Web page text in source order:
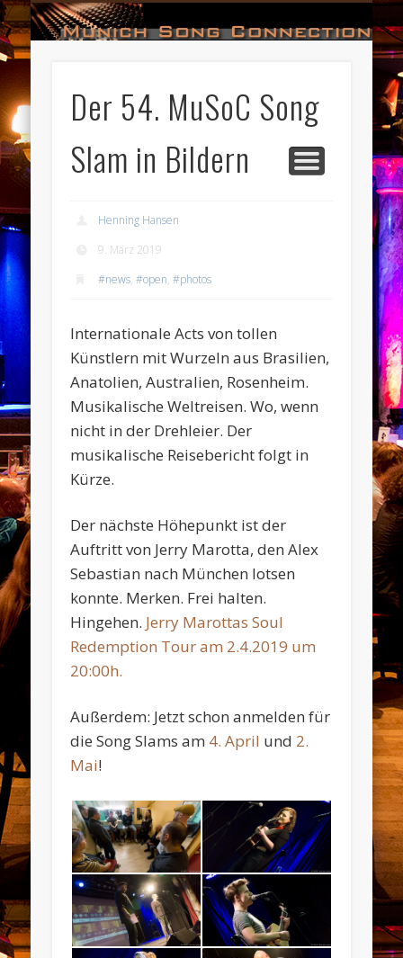
Der 54. MuSoC Song
Slam in Bildern
Henning Hansen
9. März 2019
#news,#open,#photos
Internationale Acts von tollen
Künstlern mit Wurzeln aus Brasilien,
Anatolien, Australien, Rosenheim.
Musikalische Weltreisen. Wo, wenn
nicht in der Drehleier. Der
musikalische Reisebericht folgt in
Kürze.
Der nächste Höhepunkt ist der
Auftritt von Jerry Marotta, den Alex
Sebastian nach München lotsen
konnte. Merken. Frei halten.
Hingehen. Jerry Marottas Soul
Redemption Tour am 2.4.2019 um
20:00h.
Außerdem: Jetzt schon anmelden für
die Song Slams am 4. April und 2.
Mai!